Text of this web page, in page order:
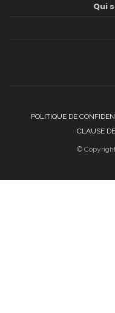
Qui
POLITIQUE DE
CLAUSE
©